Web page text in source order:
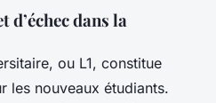
d’échec dans la
ou L1, constitue
les nouveaux étudiants.